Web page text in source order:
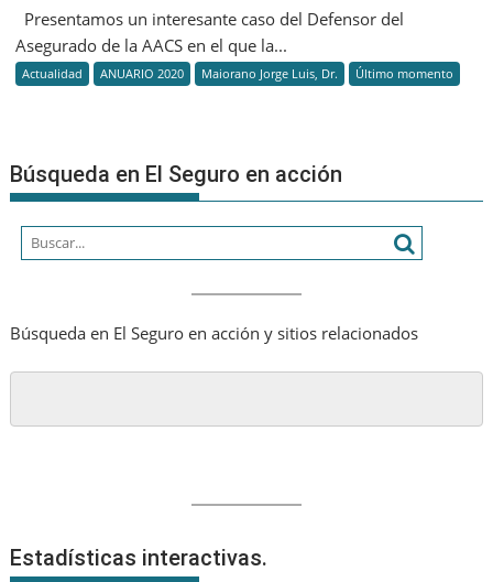
Presentamos un interesante caso del Defensor del
Asegurado de la AACS en el que la...
Actualidad ANUARIO 2020 Maiorano Jorge Luis, Dr. Último momento
Búsqueda en El Seguro en acción
Búsqueda en El Seguro en acción y sitios relacionados
Estadísticas interactivas.